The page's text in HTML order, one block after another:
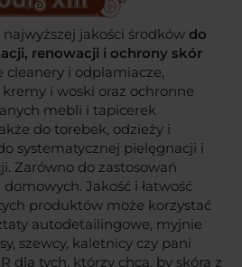
jakości środków do
renowacji i ochrony skór
cleanery i odplamiacze,
i woski oraz ochronne
mebli i tapicerek
do torebek, odzieży i
systematycznej pielęgnacji i
Zarówno do zastosowań
Jakość i łatwość
produktów może korzystać
autodetailingowe, myjnie
szewcy, kaletnicy czy pani
dla tych, którzy chcą, by skóra z